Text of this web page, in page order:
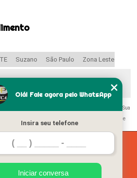
Suzano São Paulo Zona Leste
Penha de França
" é de direito reservado. Sua
nossos links, é proibida sem a autorização do
– artigo 184 do Código Penal –
Lei 9610/98 - Lei de
visita
Santana
Empresa
Missão
Olá! Fale agora pelo WhatsApp
Insira seu telefone
Iniciar conversa